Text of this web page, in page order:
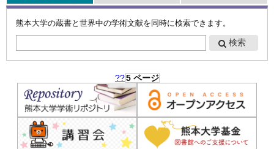
動
熊本大学の蔵書と世界中の学術文献を同時に検索できます。
5 ページ